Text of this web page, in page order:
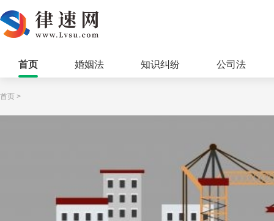
首页 婚姻法 知识纠纷 公司法
首页 >